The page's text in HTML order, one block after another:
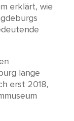
erklärt, wie
lange
erst 2018,